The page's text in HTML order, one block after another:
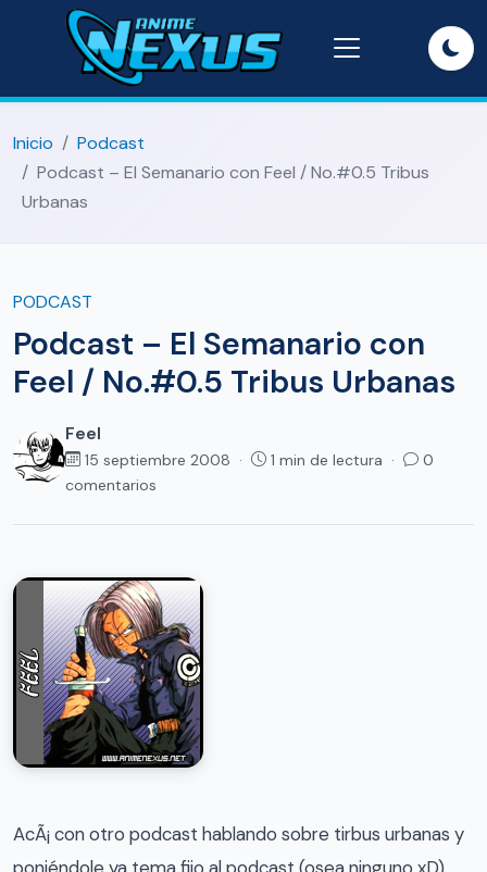
Inicio
Podcast
Podcast – El Semanario con Feel / No.#0.5 Tribus
Urbanas
PODCAST
Podcast – El Semanario con
Feel / No.#0.5 Tribus Urbanas
Feel
15 septiembre 2008 · 1 min de lectura ·
0
comentarios
AcÃ¡ con otro podcast hablando sobre tirbus urbanas y